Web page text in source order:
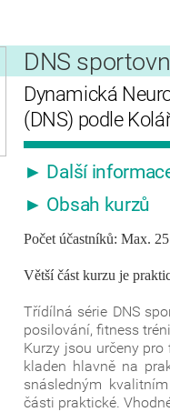
DNS
Dynamická
(DNS) podle
► Další
► Obsah kurzů
Počet účastníků: Max. 25
Větší část kurzu je
Třídílná série DNS
posilování, fitness
Kurzy jsou určeny
kladen hlavně na
snásledným
části praktické.